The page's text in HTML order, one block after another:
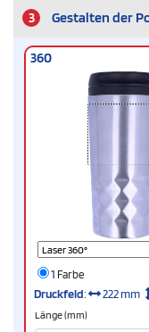
3 Gestalten der
360
1 Farbe
Druckfeld: 222 mm
Länge (mm)